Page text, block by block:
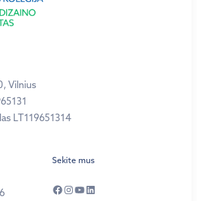
Vilnius
LT119651314
Sekite mus
Facebook
Instagram
YouTube
LinkedIn